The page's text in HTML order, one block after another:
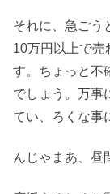
それに、急ごう
10万円以上で売
す。ちょっと不
でしょう。万事
てい、ろくな事
んじゃまあ、昼